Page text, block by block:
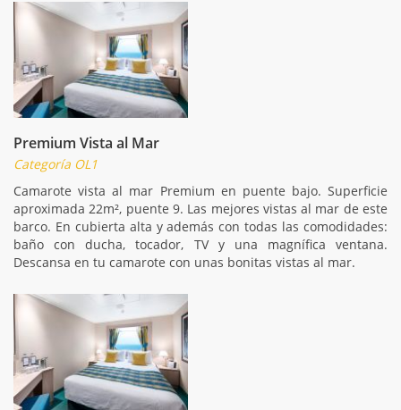
Premium Vista al Mar
Categoría OL1
Camarote vista al mar Premium en puente bajo. Superficie
aproximada 22m², puente 9. Las mejores vistas al mar de este
barco. En cubierta alta y además con todas las comodidades:
baño con ducha, tocador, TV y una magnífica ventana.
Descansa en tu camarote con unas bonitas vistas al mar.